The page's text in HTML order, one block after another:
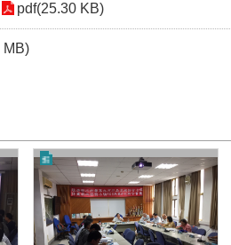
pdf(25.30 KB)
MB)